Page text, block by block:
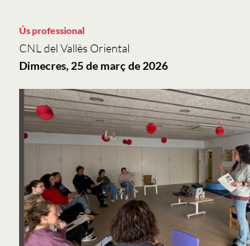
Ús professional
CNL del Vallès Oriental
Dimecres, 25 de març de 2026